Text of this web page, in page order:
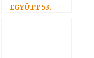
EGYÜTT 53.